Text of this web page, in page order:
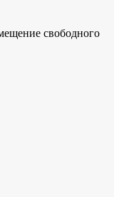
свободного